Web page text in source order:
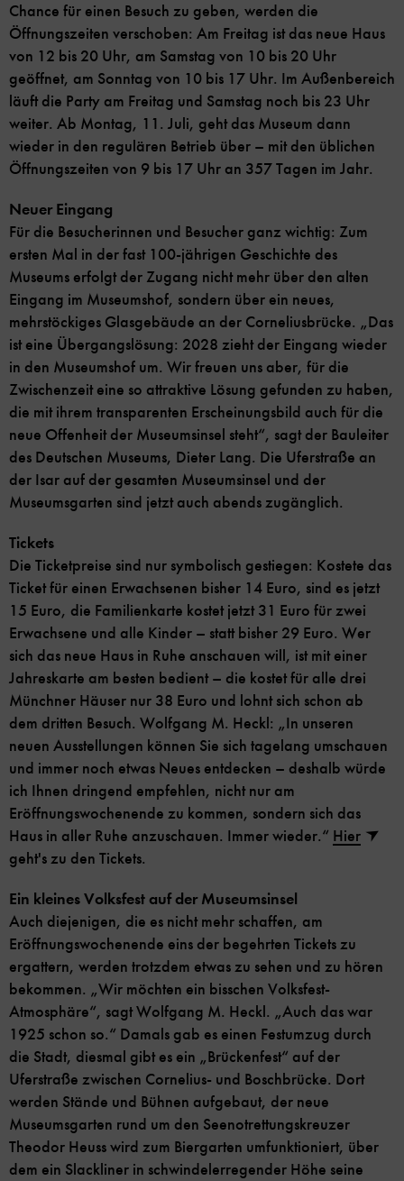
Chance für einen Besuch zu geben, werden die
Öffnungszeiten verschoben: Am Freitag ist das neue Haus
von 12 bis 20 Uhr, am Samstag von 10 bis 20 Uhr
geöffnet, am Sonntag von 10 bis 17 Uhr. Im Außenbereich
läuft die Party am Freitag und Samstag noch bis 23 Uhr
weiter. Ab Montag, 11. Juli, geht das Museum dann
wieder in den regulären Betrieb über – mit den üblichen
Öffnungszeiten von 9 bis 17 Uhr an 357 Tagen im Jahr.
Neuer Eingang
Für die Besucherinnen und Besucher ganz wichtig: Zum
ersten Mal in der fast 100-jährigen Geschichte des
Museums erfolgt der Zugang nicht mehr über den alten
Eingang im Museumshof, sondern über ein neues,
mehrstöckiges Glasgebäude an der Corneliusbrücke. „Das
ist eine Übergangslösung: 2028 zieht der Eingang wieder
in den Museumshof um. Wir freuen uns aber, für die
Zwischenzeit eine so attraktive Lösung gefunden zu haben,
die mit ihrem transparenten Erscheinungsbild auch für die
neue Offenheit der Museumsinsel steht“, sagt der Bauleiter
des Deutschen Museums, Dieter Lang. Die Uferstraße an
der Isar auf der gesamten Museumsinsel und der
Museumsgarten sind jetzt auch abends zugänglich.
Tickets
Die Ticketpreise sind nur symbolisch gestiegen: Kostete das
Ticket für einen Erwachsenen bisher 14 Euro, sind es jetzt
15 Euro, die Familienkarte kostet jetzt 31 Euro für zwei
Erwachsene und alle Kinder – statt bisher 29 Euro. Wer
sich das neue Haus in Ruhe anschauen will, ist mit einer
Jahreskarte am besten bedient – die kostet für alle drei
Münchner Häuser nur 38 Euro und lohnt sich schon ab
dem dritten Besuch. Wolfgang M. Heckl: „In unseren
neuen Ausstellungen können Sie sich tagelang umschauen
und immer noch etwas Neues entdecken – deshalb würde
ich Ihnen dringend empfehlen, nicht nur am
Eröffnungswochenende zu kommen, sondern sich das
Haus in aller Ruhe anzuschauen. Immer wieder.“ Hier
geht's zu den Tickets.
Ein kleines Volksfest auf der Museumsinsel
Auch diejenigen, die es nicht mehr schaffen, am
Eröffnungswochenende eins der begehrten Tickets zu
ergattern, werden trotzdem etwas zu sehen und zu hören
bekommen. „Wir möchten ein bisschen Volksfest-
Atmosphäre“, sagt Wolfgang M. Heckl. „Auch das war
1925 schon so.“ Damals gab es einen Festumzug durch
die Stadt, diesmal gibt es ein „Brückenfest“ auf der
Uferstraße zwischen Cornelius- und Boschbrücke. Dort
werden Stände und Bühnen aufgebaut, der neue
Museumsgarten rund um den Seenotrettungskreuzer
Theodor Heuss wird zum Biergarten umfunktioniert, über
dem ein Slackliner in schwindelerregender Höhe seine